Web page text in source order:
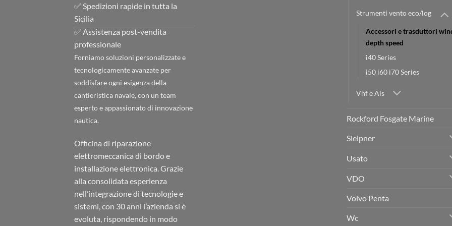
✅ Spedizioni rapide in tutta la
Sicilia
✅ Assistenza post-vendita
professionale
Forniamo soluzioni personalizzate e
tecnologicamente avanzate per
soddisfare ogni esigenza della
cantieristica navale, con un team
esperto e appassionato di innovazione
nautica.
Officina di riparazione
elettromeccanica di bordo e
installazione elettronica. Grazie
alla consolidata esperienza
nell’integrazione di tecnologie e
sistemi, con 30 anni l’azienda si è
evoluta, rispondendo in modo
Strumenti vento eco/log
Accessori e trasduttori
depth speed
i40 Series
i50 i60 i70 Series
Vhf e Ais
Rockford Fosgate Marine
Sleipner
Usato
VDO
Volvo Penta
Wc